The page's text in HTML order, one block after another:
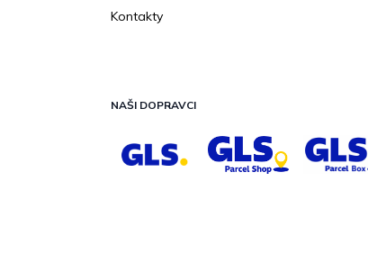
Kontakty
NAŠI DOPRAVCI